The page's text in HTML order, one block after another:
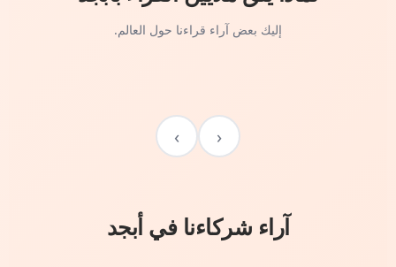
إليك بعض آراء قراءنا حول العالم.
‹
›
آراء شركاءنا في أبجد